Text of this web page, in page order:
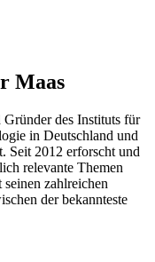
Maas
des Instituts für
in Deutschland und
Seit 2012 erforscht und
relevante Themen
zahlreichen
der bekannteste